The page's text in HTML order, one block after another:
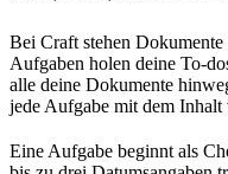
Bei Craft stehen
Aufgaben holen deine To-
alle deine Dokumente
jede Aufgabe mit dem Inhalt
Eine Aufgabe beginnt als